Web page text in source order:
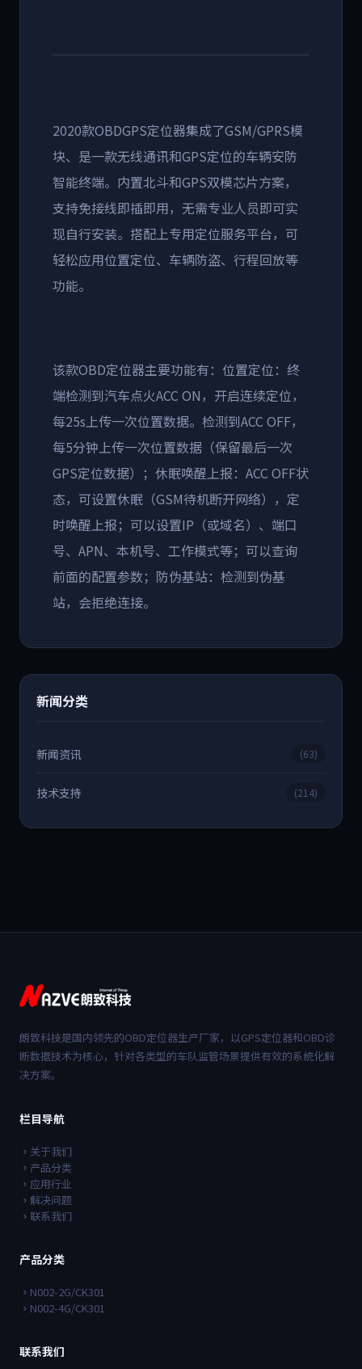
2020款OBDGPS定位器集成了GSM/GPRS模
块、是一款无线通讯和GPS定位的车辆安防
智能终端。内置北斗和GPS双模芯片方案，
支持免接线即插即用，无需专业人员即可实
现自行安装。搭配上专用定位服务平台，可
轻松应用位置定位、车辆防盗、行程回放等
功能。
该款OBD定位器主要功能有：位置定位：终
端检测到汽车点火ACC ON，开启连续定位，
每25s上传一次位置数据。检测到ACC OFF，
每5分钟上传一次位置数据（保留最后一次
GPS定位数据）；休眠唤醒上报：ACC OFF状
态，可设置休眠（GSM待机断开网络），定
时唤醒上报；可以设置IP（或域名）、端口
号、APN、本机号、工作模式等；可以查询
前面的配置参数；防伪基站：检测到伪基
站，会拒绝连接。
新闻分类
新闻资讯 (63)
技术支持 (214)
朗致科技是国内领先的OBD定位器生产厂家，以GPS定位器和OBD诊
断数据技术为核心，针对各类型的车队监管场景提供有效的系统化解
决方案。
栏目导航
关于我们
产品分类
应用行业
解决问题
联系我们
产品分类
N002-2G/CK301
N002-4G/CK301
联系我们